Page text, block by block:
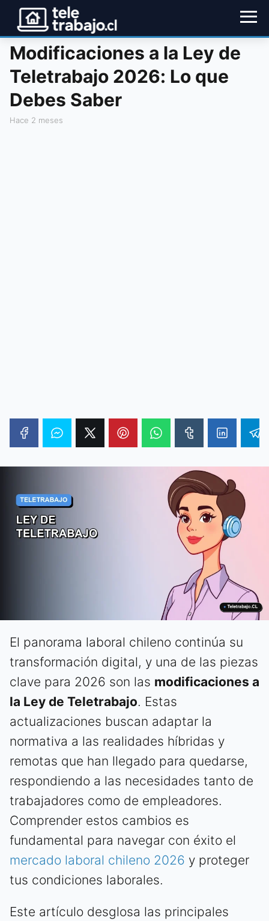
Modificaciones a la Ley de
Teletrabajo 2026: Lo que
Debes Saber
hace 2 meses
El panorama laboral chileno continúa su
transformación digital, y una de las piezas
clave para 2026 son las modificaciones a
la Ley de Teletrabajo. Estas
actualizaciones buscan adaptar la
normativa a las realidades híbridas y
remotas que han llegado para quedarse,
respondiendo a las necesidades tanto de
trabajadores como de empleadores.
Comprender estos cambios es
fundamental para navegar con éxito el
mercado laboral chileno 2026 y proteger
tus condiciones laborales.
Este artículo desglosa las principales